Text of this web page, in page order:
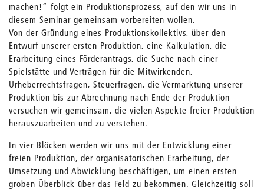
machen!“ folgt ein Produktionsprozess, auf den wir uns in
diesem Seminar gemeinsam vorbereiten wollen.
Von der Gründung eines Produktionskollektivs, über den
Entwurf unserer ersten Produktion, eine Kalkulation, die
Erarbeitung eines Förderantrags, die Suche nach einer
Spielstätte und Verträgen für die Mitwirkenden,
Urheberrechtsfragen, Steuerfragen, die Vermarktung unserer
Produktion bis zur Abrechnung nach Ende der Produktion
versuchen wir gemeinsam, die vielen Aspekte freier Produktion
herauszuarbeiten und zu verstehen.
In vier Blöcken werden wir uns mit der Entwicklung einer
freien Produktion, der organisatorischen Erarbeitung, der
Umsetzung und Abwicklung beschäftigen, um einen ersten
groben Überblick über das Feld zu bekommen. Gleichzeitig soll